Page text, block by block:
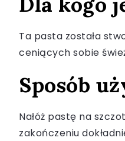
Ta pasta została
ceniących sobie
Sposób
Nałóż pastę na
zakończeniu